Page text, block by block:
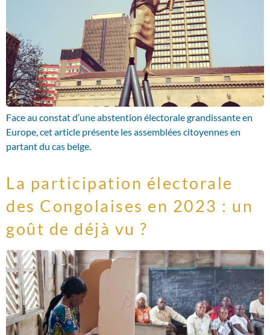
Face au constat d’une abstention électorale grandissante en
Europe, cet article présente les assemblées citoyennes en
partant du cas belge.
La participation électorale
des Congolaises en 2023 : un
goût de déjà vu ?